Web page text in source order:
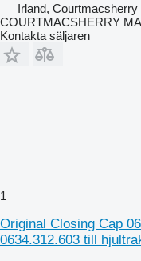
Irland, Courtmacsherry
COURTMACSHERRY
Kontakta säljaren
1
Original Closing Cap
0634.312.603 till